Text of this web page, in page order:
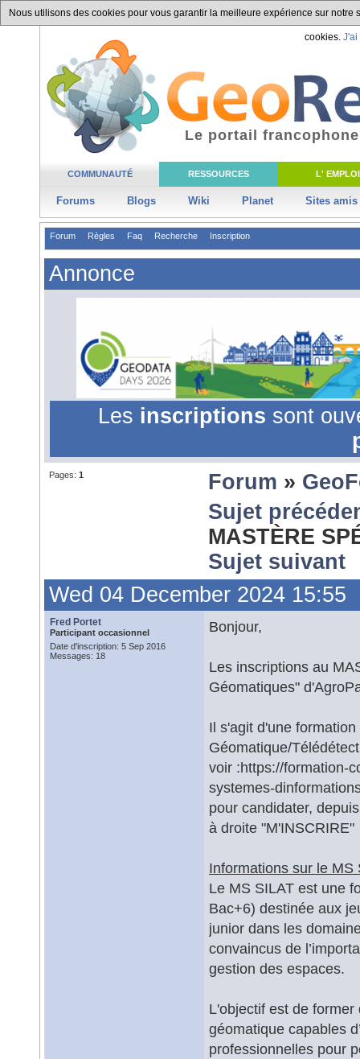
Nous utilisons des cookies pour vous garantir la meilleure expérience sur
cookies. J'ai
COMMUNAUTÉ RESSOURCES L' EMPLOI
Forums Blogs Wiki Planet Sites amis
Le portail
Forum Règles Faq Recherche Inscription
Annonce
Les inscriptions sont
Pages: 1 Forum »
Sujet
MASTÈRE
Sujet suivant
Wed 04 December 2024 15:55
Fred Portet
Participant occasionnel
Date d'inscription: 5 Sep 2016
Messages: 18
Bonjour,
Les inscriptions au
Géomatiques"
Il s'agit d'une
Géomatique/
voir :https://formation-
systemes-
pour candidater,
à droite "M'INSCRIRE"
Informations sur le MS
Le MS SILAT est une
Bac+6) destinée aux
junior dans les
convaincus de
gestion des espaces.
L'objectif est de
géomatique capables
professionnelles pour